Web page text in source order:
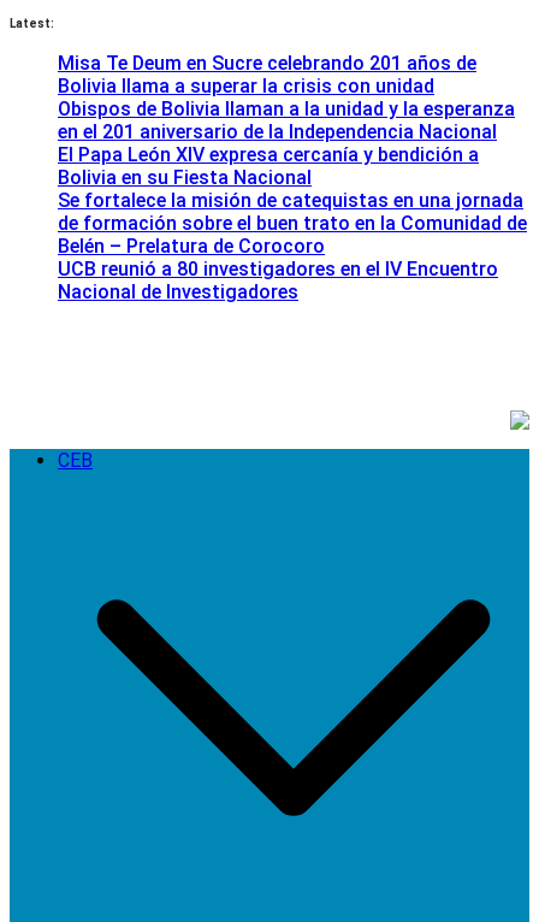
Latest:
Misa Te Deum en Sucre celebrando 201 años de
Bolivia llama a superar la crisis con unidad
Obispos de Bolivia llaman a la unidad y la esperanza
en el 201 aniversario de la Independencia Nacional
El Papa León XIV expresa cercanía y bendición a
Bolivia en su Fiesta Nacional
Se fortalece la misión de catequistas en una jornada
de formación sobre el buen trato en la Comunidad de
Belén – Prelatura de Corocoro
UCB reunió a 80 investigadores en el IV Encuentro
Nacional de Investigadores
CEB